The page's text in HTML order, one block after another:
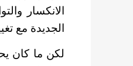
الانكسار
الجديدة مع
لكن ما كان